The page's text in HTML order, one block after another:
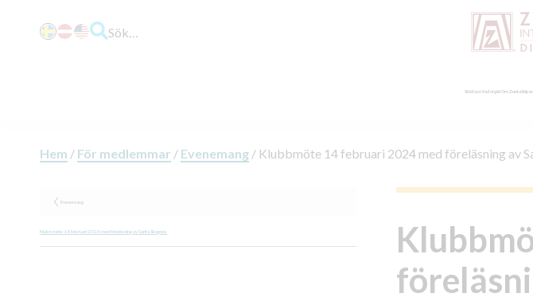
Sök…
Stöd ossVad vi görOm Zonta
Hem / För medlemmar / Evenemang / Klubbmöte 14 februari 2024 med föreläsning av
Evenemang
Klubbmöte 14 februari 2024 med föreläsning av Sarita Skagnes